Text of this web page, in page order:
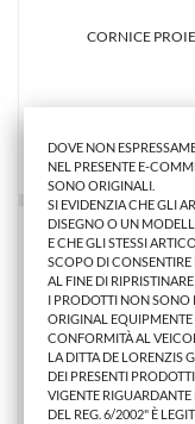
CORNICE
DOVE NON
NEL PRESENTE E-
SONO ORIGINALI.
SI EVIDENZIA CHE GLI
DISEGNO O UN
E CHE GLI STESSI
SCOPO DI
AL FINE DI
I PRODOTTI NON SONO
ORIGINAL
CONFORMITÀ AL
LA DITTA DE LORENZIS
DEI PRESENTI
VIGENTE
DEL REG. 6/2002" È